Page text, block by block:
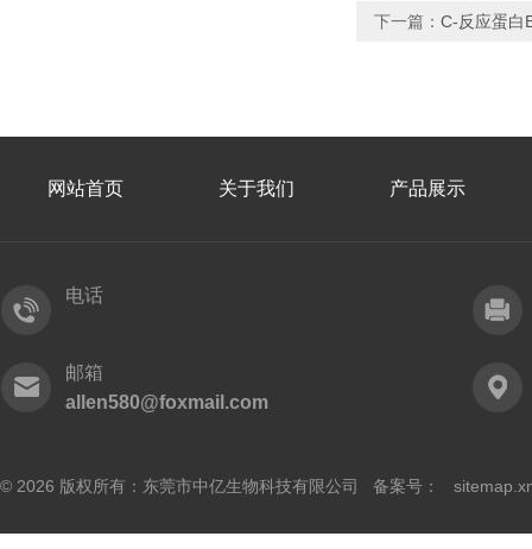
下一篇： C-反应蛋白
网站首页 关于我们 产品展示
电话
邮箱
allen580@foxmail.com
© 2026 版权所有：东莞市中亿生物科技有限公司 备案号：